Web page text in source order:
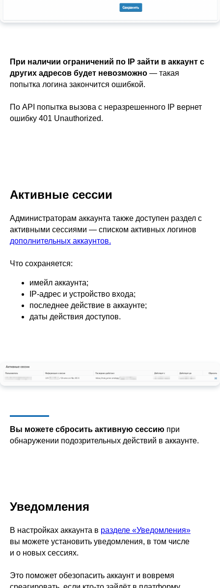
При наличии ограничений по IP зайти в аккаунт с
других адресов будет невозможно — такая
попытка логина закончится ошибкой.
По API попытка вызова с неразрешенного IP вернет
ошибку 401 Unauthorized.
Активные сессии
Администраторам аккаунта также доступен раздел с
активными сессиями — списком активных логинов
дополнительных аккаунтов.
Что сохраняется:
имейл аккаунта;
IP-адрес и устройство входа;
последнее действие в аккаунте;
даты действия доступов.
Вы можете сбросить активную сессию при
обнаружении подозрительных действий в аккаунте.
Уведомления
В настройках аккаунта в разделе «Уведомления»
вы можете установить уведомления, в том числе
и о новых сессиях.
Это поможет обезопасить аккаунт и вовремя